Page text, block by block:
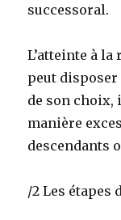
successoral.
L’atteinte à
peut
de son choix,
manière
descendants
/2 Les étapes